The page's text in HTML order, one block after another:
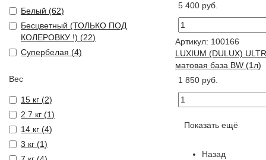
Белый (62)
Бесцветный (ТОЛЬКО ПОД
КОЛЕРОВКУ !) (22)
Супербелая (4)
Вес
15 кг (2)
2.7 кг (1)
14 кг (4)
3 кг (1)
5 400 руб.
Артикул: 100166
LUXIUM (DULUX)
матовая база BW (1л)
1 850 руб.
Показать ещё
Назад